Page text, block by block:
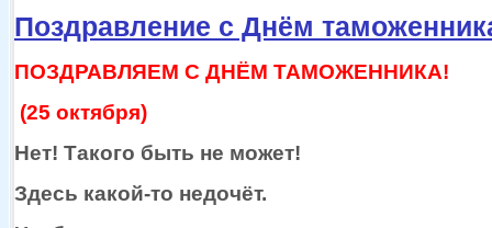
Поздравление с Днём
ПОЗДРАВЛЯЕМ С ДНЁМ ТАМОЖЕННИКА!
(25 октября)
Нет! Такого быть не может!
Здесь какой-то недочёт.